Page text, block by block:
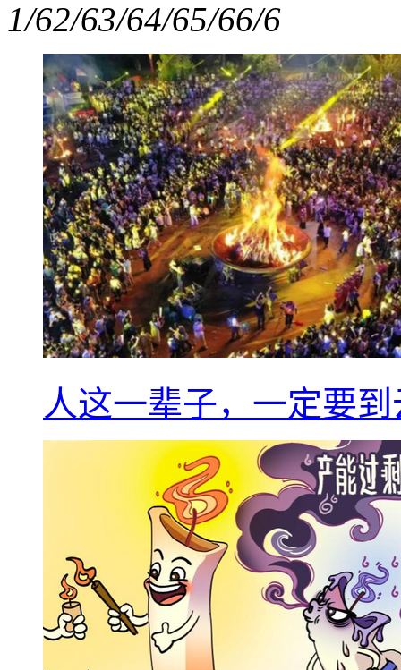
1/62/63/64/65/66/6
人这一辈子，一定要